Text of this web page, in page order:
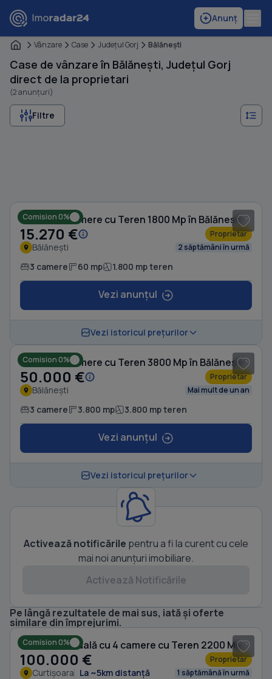
Anunț
Vânzare Case Judeţul Gorj Bălăneşti
Case de vânzare în Bălănești, Județul Gorj
direct de la proprietari
(2 anunțuri)
Filtre
Comision 0%
Casă cu 3 camere cu Teren 1800 Mp în Bălănești
15.270 € Proprietar
Bălănești 2 săptămâni în urmă
3 camere 60 mp 1.800 mp teren
Vezi anunțul
Vezi istoricul prețurilor
Comision 0%
Casă cu 3 camere cu Teren 3800 Mp în Bălănești
50.000 € Proprietar
Bălănești Mai mult de un an
3 camere 3.800 mp 3.800 mp teren
Vezi anunțul
Vezi istoricul prețurilor
Activează notificările pentru a fi la curent cu cele
mai noi anunțuri imobiliare.
Activează Notificările
Pe lângă rezultatele de mai sus, iată și oferte
similare din împrejurimi.
Comision 0% Casă individuală cu 4 camere cu Teren 2200 Mp în Curtișoara
100.000 € Proprietar
Curtișoara La ~5km distanță 1 săptămână în urmă